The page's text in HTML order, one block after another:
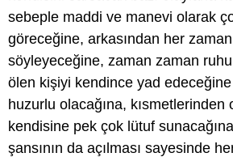
sebeple maddi ve manevi olarak
göreceğine, arkasından her
söyleyeceğine, zaman zaman
ölen kişiyi kendince yad
huzurlu olacağına, kısmetlerinden
kendisine pek çok lütuf
şansının da açılması sayesinde